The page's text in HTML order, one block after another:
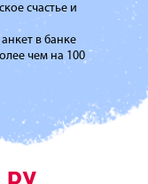
счастье и
в банке
чем на 100